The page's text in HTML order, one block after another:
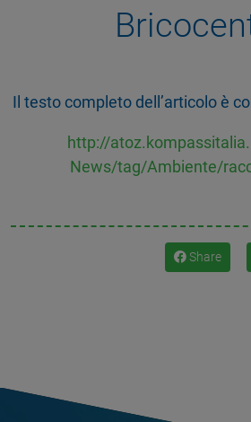
Il testo completo dell’articolo è
http://
News/tag/Ambiente/
Share